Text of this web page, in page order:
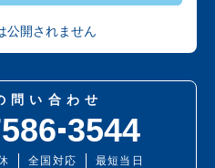
公開されません
問い合わせ
3544
全国対応 最短当日